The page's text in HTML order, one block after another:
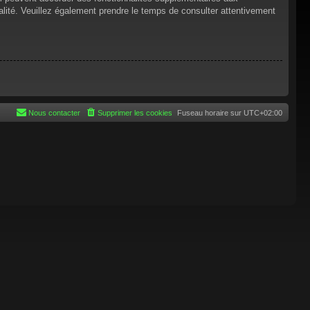
Veuillez également prendre le temps de consulter attentivement
Fuseau horaire sur UTC+02:00
Supprimer les cookies
Nous contacter